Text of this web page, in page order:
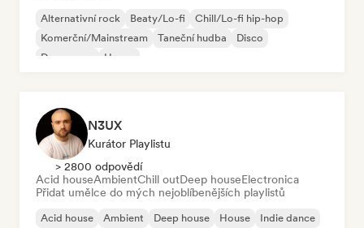
Alternativní rock Beaty/Lo-fi
Chill/Lo-fi hip-hop
Komerční/Mainstream
Taneční hudba
Disco
Dream pop
House
N3UX
Kurátor Playlistu
> 2800 odpovědí
Acid houseAmbientChill outDeep houseElectronica
Přidat umělce do mých nejoblíbenějších playlistů
Acid house Ambient Deep house House
Indie dance